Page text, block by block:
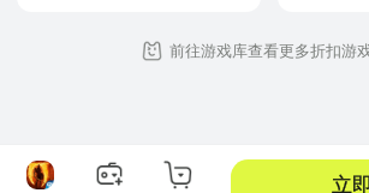
前往游戏库查看更多折扣游
立